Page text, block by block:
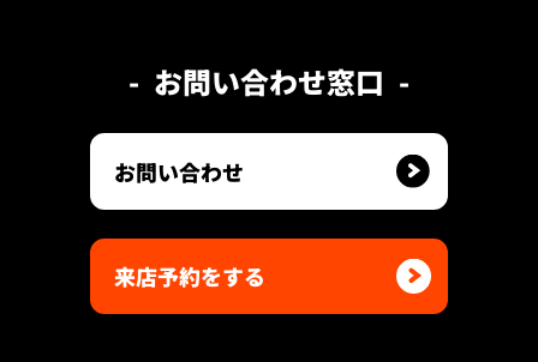
お問い合わせ窓口
お問い合わせ
来店予約をする